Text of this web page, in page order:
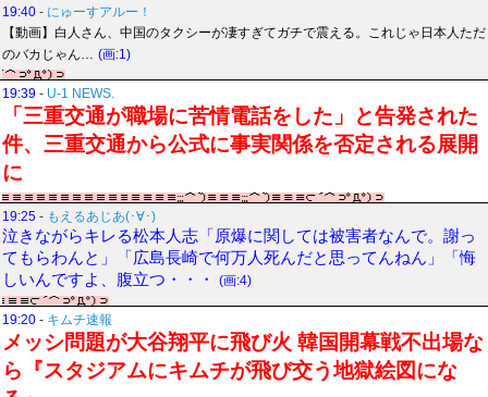
19:40 - にゅーすアルー！
【動画】白人さん、中国のタクシーが凄すぎてガチで震える。これじゃ日本人ただ
のバカじゃん… (画:1)
19:39 - U-1 NEWS.
「三重交通が職場に苦情電話をした」と告発された
件、三重交通から公式に事実関係を否定される展開
に
19:25 - もえるあじあ(･∀･)
泣きながらキレる松本人志「原爆に関しては被害者なんで。謝っ
てもらわんと」「広島長崎で何万人死んだと思ってんねん」「悔
しいんですよ、腹立つ・・・
(画:4)
19:20 - キムチ速報
メッシ問題が大谷翔平に飛び火 韓国開幕戦不出場な
ら『スタジアムにキムチが飛び交う地獄絵図にな